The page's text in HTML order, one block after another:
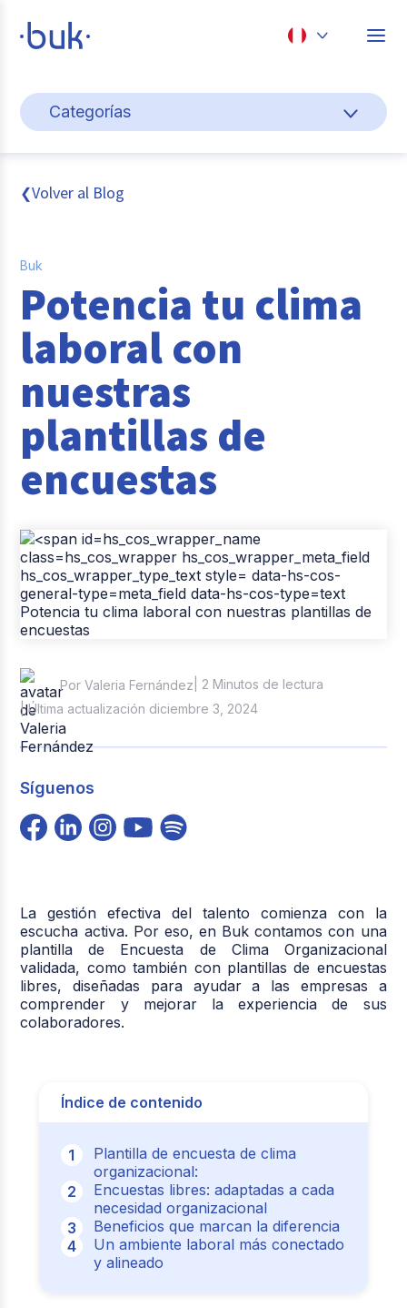
Perú
Categorías
Gestión de personas
Cultura y bienestar laboral
Entrevistas
Buk
Reclutamiento y selección de personal
Casos de éxito
Tendencias y Data
Pago de nómina
Reclutamiento y Selección
❮Volver al Blog
Buk
Potencia tu clima
laboral con
nuestras
plantillas de
encuestas
Por Valeria Fernández | 2 Minutos de lectura
| Última actualización diciembre 3, 2024
Síguenos
La gestión efectiva del talento comienza con la
escucha activa. Por eso, en Buk contamos con una
plantilla de Encuesta de Clima Organizacional
validada, como también con plantillas de encuestas
libres, diseñadas para ayudar a las empresas a
comprender y mejorar la experiencia de sus
colaboradores.
Índice de contenido
Plantilla de encuesta de clima
organizacional:
Encuestas libres: adaptadas a cada
necesidad organizacional
Beneficios que marcan la diferencia
Un ambiente laboral más conectado
y alineado